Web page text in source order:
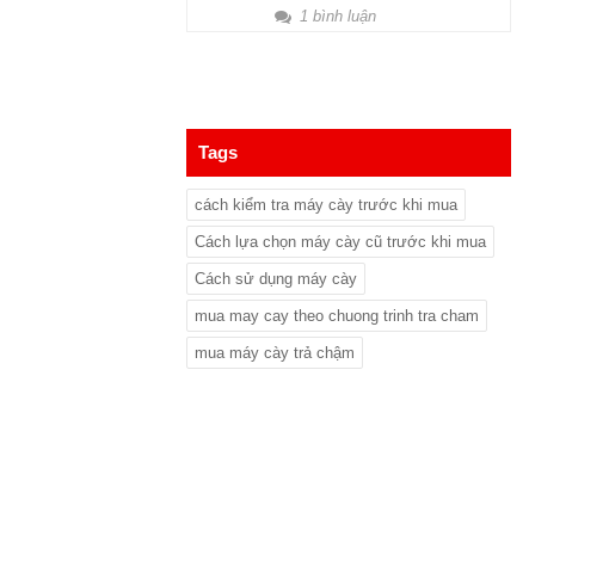
1 bình luận
Tags
cách kiểm tra máy cày trước khi mua
Cách lựa chọn máy cày cũ trước khi mua
Cách sử dụng máy cày
mua may cay theo chuong trinh tra cham
mua máy cày trả chậm